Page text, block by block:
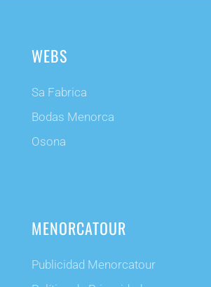
WEBS
Sa Fabrica
Bodas Menorca
Osona
MENORCATOUR
Publicidad Menorcatour